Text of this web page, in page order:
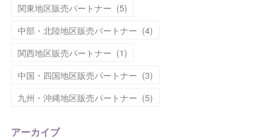
関東地区販売パートナー (5)
中部・北陸地区販売パートナー (4)
関西地区販売パートナー (1)
中国・四国地区販売パートナー (3)
九州・沖縄地区販売パートナー (5)
アーカイブ